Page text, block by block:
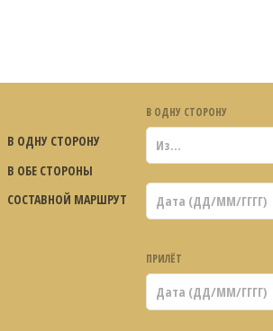
В ОДНУ СТОРОНУ
В ОБЕ СТОРОНЫ
СОСТАВНОЙ МАРШРУТ
В ОДНУ СТОРОНУ
ПРИЛЁТ